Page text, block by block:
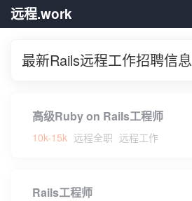
远程.work
最新Rails远程工作招聘信息
高级Ruby on Rails工程师
10k-15k 远程全职 远程工作
Rails工程师